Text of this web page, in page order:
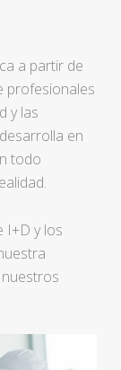
a partir de
profesionales
y las
en
todo
I+D y los